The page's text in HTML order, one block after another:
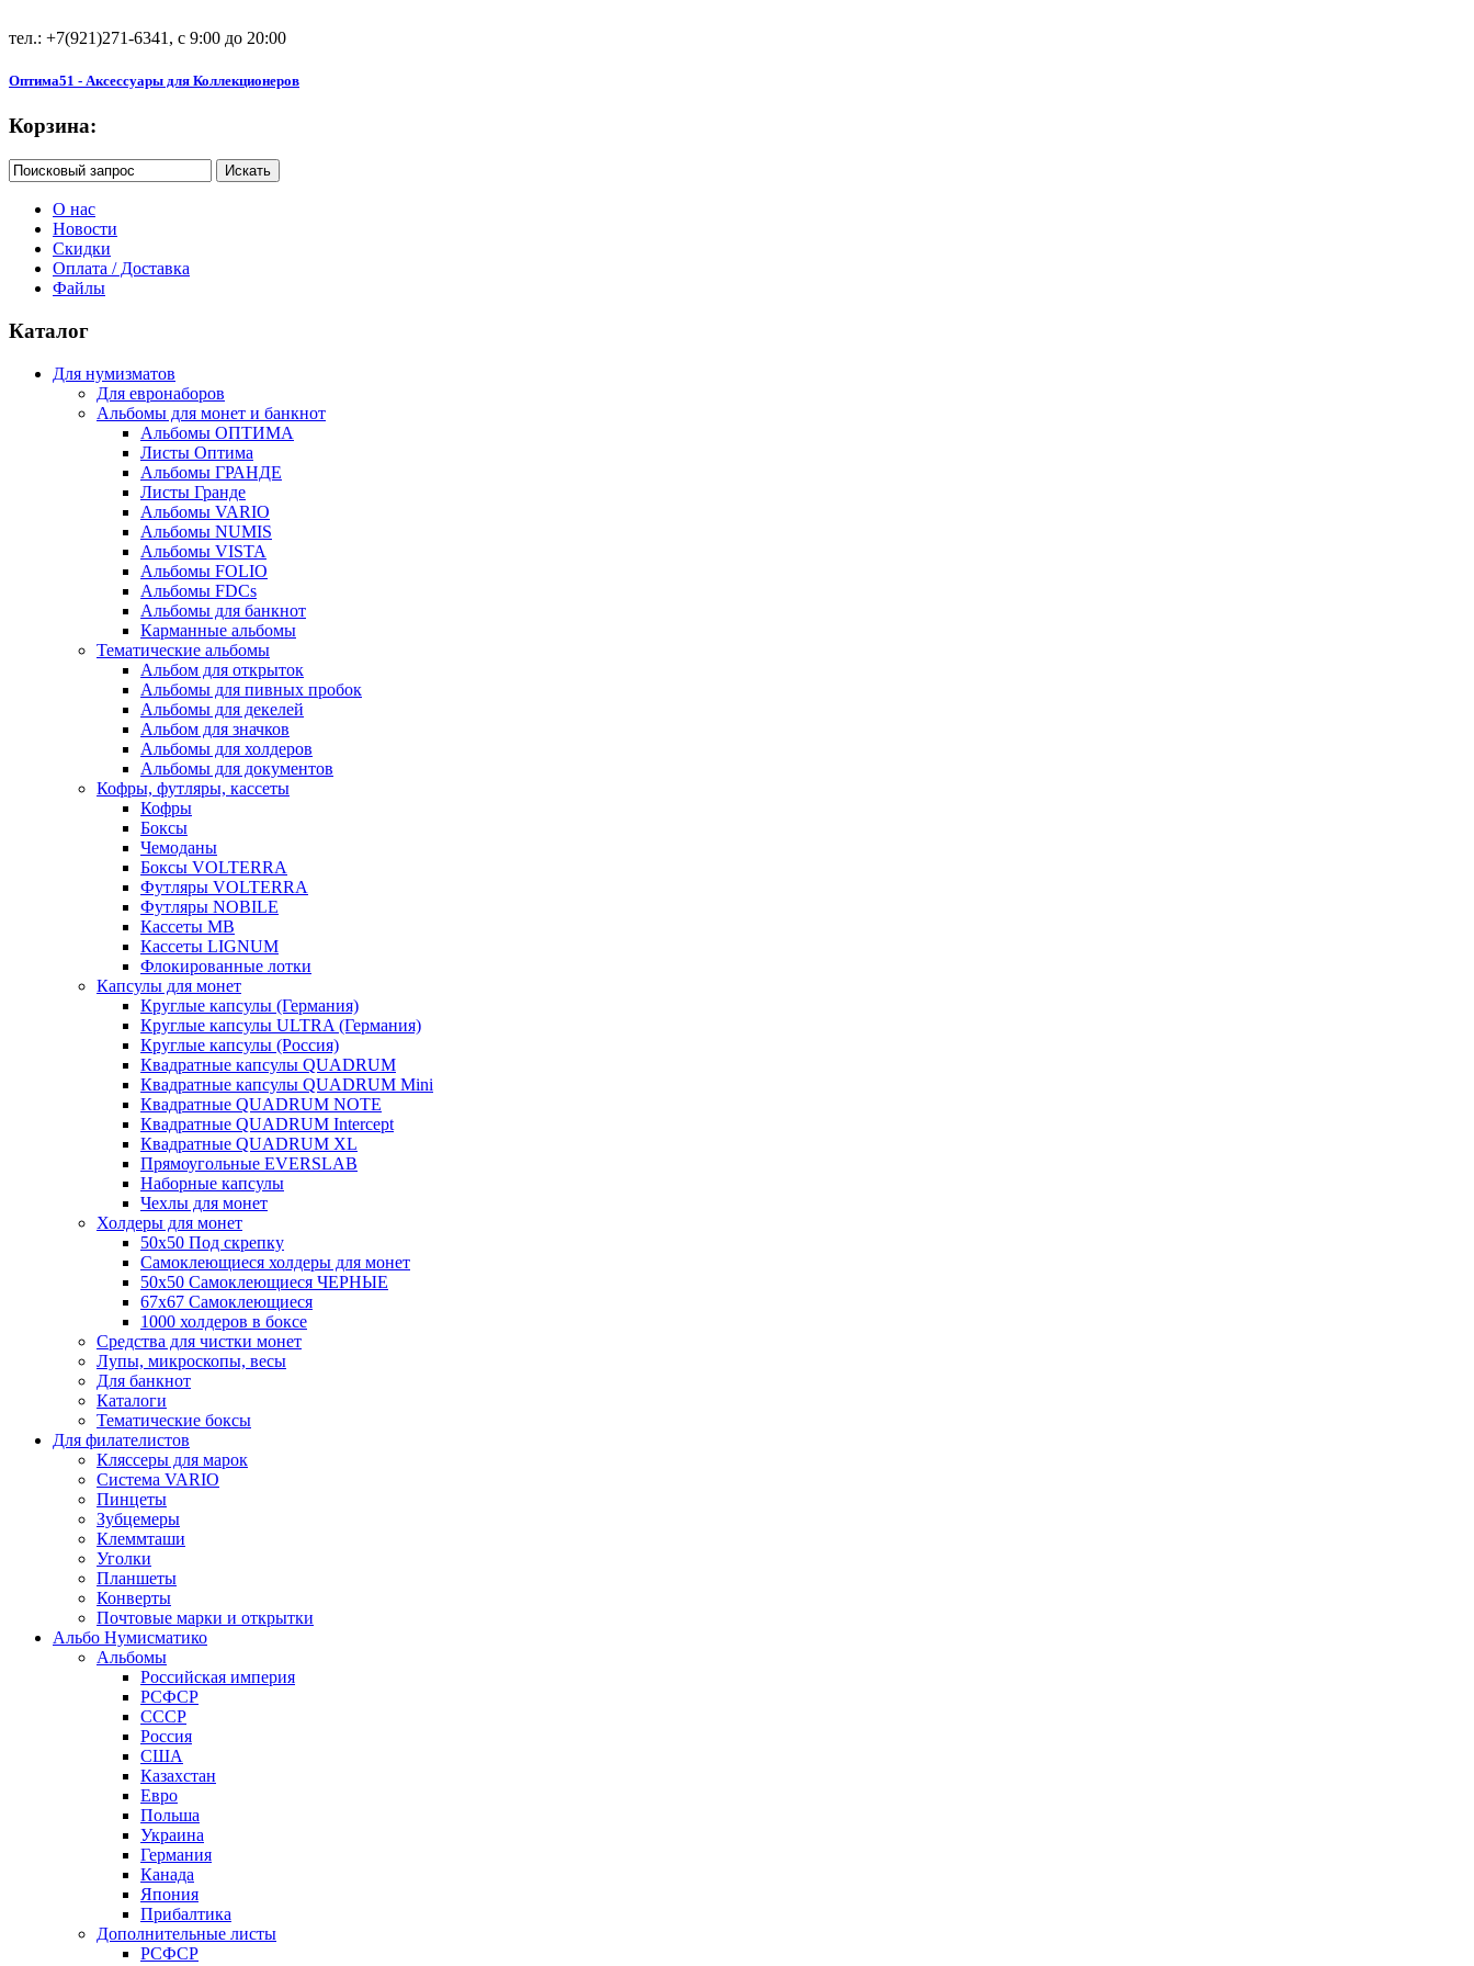
тел.: +7(921)271-6341, с 9:00 до 20:00
Оптима51 - Аксессуары для Коллекционеров
Корзина:
О нас
Новости
Скидки
Оплата / Доставка
Файлы
Каталог
Для нумизматов
Для евронаборов
Альбомы для монет и банкнот
Альбомы ОПТИМА
Листы Оптима
Альбомы ГРАНДЕ
Листы Гранде
Альбомы VARIO
Альбомы NUMIS
Альбомы VISTA
Альбомы FOLIO
Альбомы FDCs
Альбомы для банкнот
Карманные альбомы
Тематические альбомы
Альбом для открыток
Альбомы для пивных пробок
Альбомы для декелей
Альбом для значков
Альбомы для холдеров
Альбомы для документов
Кофры, футляры, кассеты
Кофры
Боксы
Чемоданы
Боксы VOLTERRA
Футляры VOLTERRA
Футляры NOBILE
Кассеты МВ
Кассеты LIGNUM
Флокированные лотки
Капсулы для монет
Круглые капсулы (Германия)
Круглые капсулы ULTRA (Германия)
Круглые капсулы (Россия)
Квадратные капсулы QUADRUM
Квадратные капсулы QUADRUM Mini
Квадратные QUADRUM NOTE
Квадратные QUADRUM Intercept
Квадратные QUADRUM XL
Прямоугольные EVERSLAB
Наборные капсулы
Чехлы для монет
Холдеры для монет
50х50 Под скрепку
Самоклеющиеся холдеры для монет
50х50 Самоклеющиеся ЧЕРНЫЕ
67x67 Самоклеющиеся
1000 холдеров в боксе
Средства для чистки монет
Лупы, микроскопы, весы
Для банкнот
Каталоги
Тематические боксы
Для филателистов
Кляссеры для марок
Система VARIO
Пинцеты
Зубцемеры
Клеммташи
Уголки
Планшеты
Конверты
Почтовые марки и открытки
Альбо Нумисматико
Альбомы
Российская империя
РСФСР
СССР
Россия
США
Казахстан
Евро
Польша
Украина
Германия
Канада
Япония
Прибалтика
Дополнительные листы
РСФСР